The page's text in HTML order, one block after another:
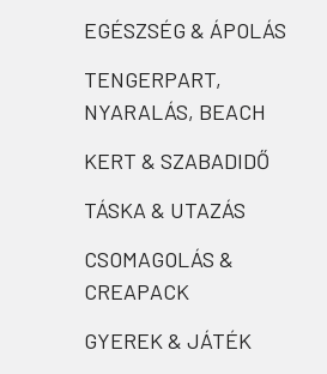
EGÉSZSÉG & ÁPOLÁS
TENGERPART,
NYARALÁS, BEACH
KERT & SZABADIDŐ
TÁSKA & UTAZÁS
CSOMAGOLÁS &
CREAPACK
GYEREK & JÁTÉK